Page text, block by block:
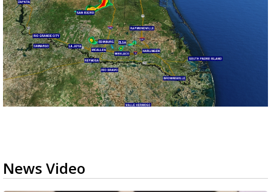
News Video